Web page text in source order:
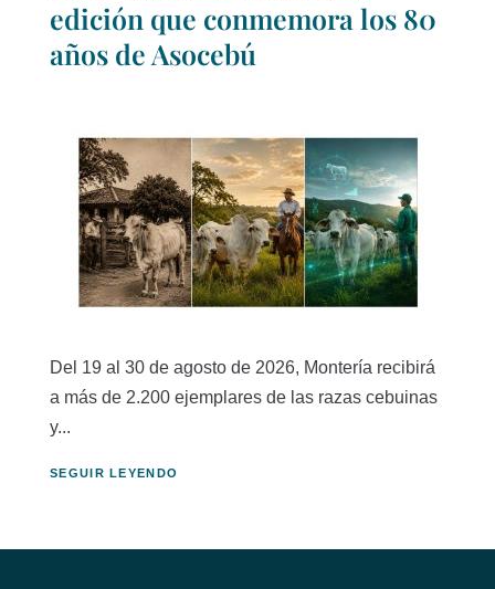
edición que conmemora los 80
años de Asocebú
Del 19 al 30 de agosto de 2026, Montería recibirá
a más de 2.200 ejemplares de las razas cebuinas
y...
SEGUIR LEYENDO